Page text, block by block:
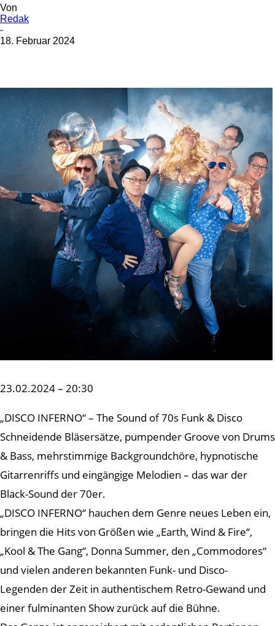
Von
Redak
-
18. Februar 2024
23.02.2024 – 20:30
„DISCO INFERNO“ – The Sound of 70s Funk & Disco
Schneidende Bläsersätze, pumpender Groove von Drums
& Bass, mehrstimmige Backgroundchöre, hypnotische
Gitarrenriffs und eingängige Melodien – das war der
Black-Sound der 70er.
„DISCO INFERNO“ hauchen dem Genre neues Leben ein,
bringen die Hits von Größen wie „Earth, Wind & Fire“,
„Kool & The Gang“, Donna Summer, den „Commodores“
und vielen anderen bekannten Funk- und Disco-
Legenden der Zeit in authentischem Retro-Gewand und
einer fulminanten Show zurück auf die Bühne.